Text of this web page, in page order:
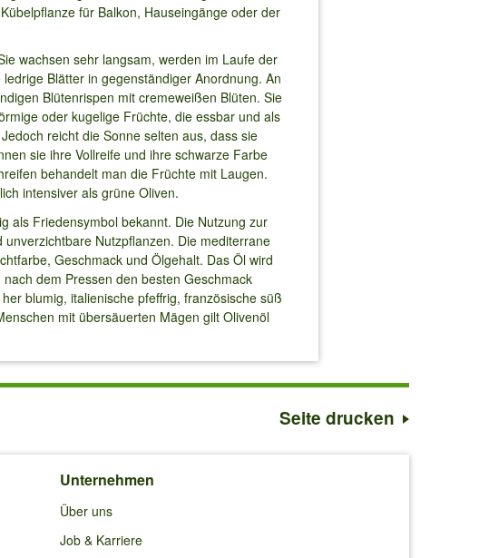
für Balkon, Hauseingänge oder der
wachsen sehr langsam, werden im Laufe der
Blätter in gegenständiger Anordnung. An
Blütenrispen mit cremeweißen Blüten. Sie
oder kugelige Früchte, die essbar und als
reicht die Sonne selten aus, dass sie
sie ihre Vollreife und ihre schwarze Farbe
behandelt man die Früchte mit Laugen.
intensiver als grüne Oliven.
als Friedensymbol bekannt. Die Nutzung zur
Nutzpflanzen. Die mediterrane
Geschmack und Ölgehalt. Das Öl wird
dem Pressen den besten Geschmack
blumig, italienische pfeffrig, französische süß
mit übersäuerten Mägen gilt Olivenöl
Seite drucken
Unternehmen
Über uns
Job & Karriere